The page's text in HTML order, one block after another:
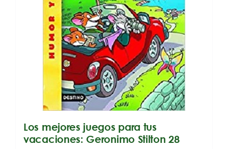
Los mejores juegos para tus
vacaciones: Geronimo Stilton 28